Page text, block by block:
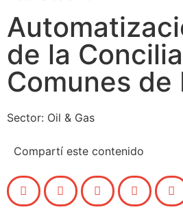
de la
Comunes de
Sector: Oil & Gas
Compartí este contenido